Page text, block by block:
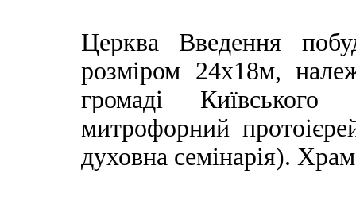
Церква Введення
розміром 24x18м,
громаді
митрофорний
духовна семінарія).